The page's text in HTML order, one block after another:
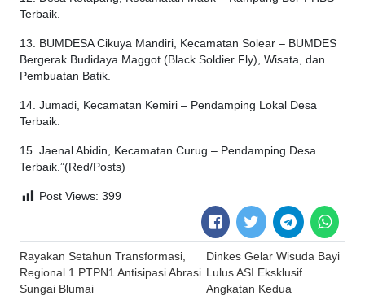
Terbaik.
13. BUMDESA Cikuya Mandiri, Kecamatan Solear – BUMDES
Bergerak Budidaya Maggot (Black Soldier Fly), Wisata, dan
Pembuatan Batik.
14. Jumadi, Kecamatan Kemiri – Pendamping Lokal Desa
Terbaik.
15. Jaenal Abidin, Kecamatan Curug – Pendamping Desa
Terbaik.”(Red/Posts)
Post Views: 399
Post
navigation
Rayakan Setahun Transformasi,
Regional 1 PTPN1 Antisipasi Abrasi
Sungai Blumai
Dinkes Gelar Wisuda Bayi
Lulus ASI Eksklusif
Angkatan Kedua